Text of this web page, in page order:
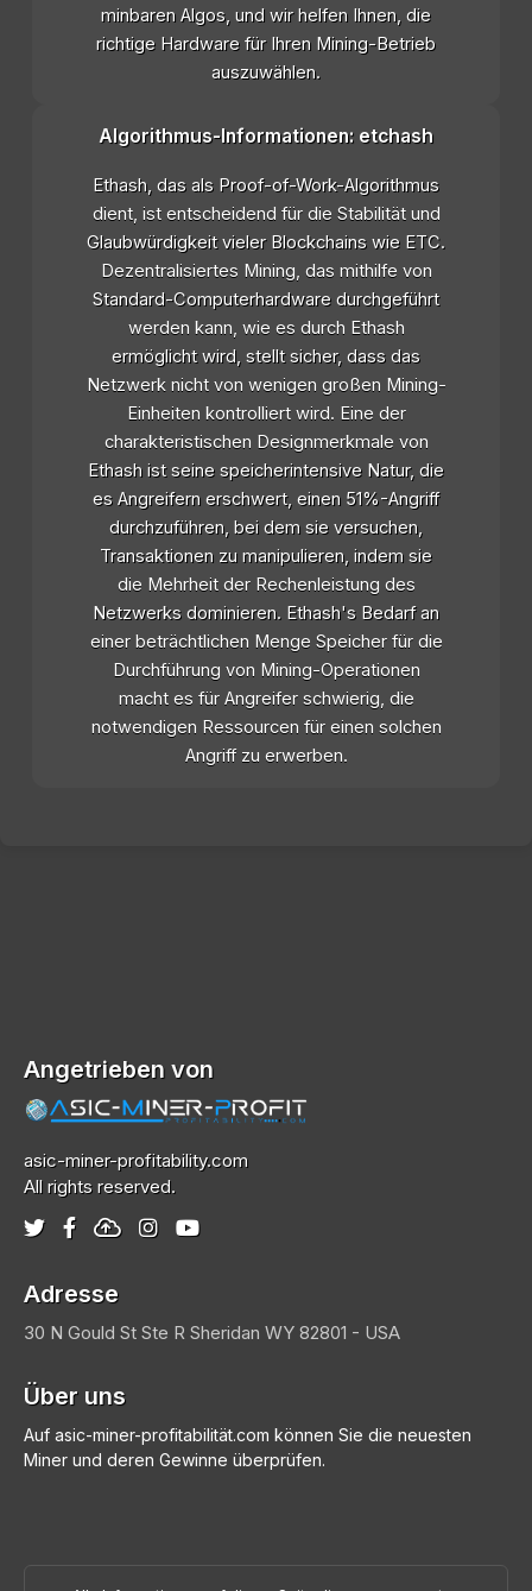
minbaren Algos, und wir helfen Ihnen, die
richtige Hardware für Ihren Mining-Betrieb
auszuwählen.
Algorithmus-Informationen: etchash
Ethash, das als Proof-of-Work-Algorithmus
dient, ist entscheidend für die Stabilität und
Glaubwürdigkeit vieler Blockchains wie ETC.
Dezentralisiertes Mining, das mithilfe von
Standard-Computerhardware durchgeführt
werden kann, wie es durch Ethash
ermöglicht wird, stellt sicher, dass das
Netzwerk nicht von wenigen großen Mining-
Einheiten kontrolliert wird. Eine der
charakteristischen Designmerkmale von
Ethash ist seine speicherintensive Natur, die
es Angreifern erschwert, einen 51%-Angriff
durchzuführen, bei dem sie versuchen,
Transaktionen zu manipulieren, indem sie
die Mehrheit der Rechenleistung des
Netzwerks dominieren. Ethash's Bedarf an
einer beträchtlichen Menge Speicher für die
Durchführung von Mining-Operationen
macht es für Angreifer schwierig, die
notwendigen Ressourcen für einen solchen
Angriff zu erwerben.
Angetrieben von
asic-miner-profitability.com
All rights reserved.
Adresse
30 N Gould St Ste R Sheridan WY 82801 - USA
Über uns
Auf asic-miner-profitabilität.com können Sie die neuesten
Miner und deren Gewinne überprüfen.